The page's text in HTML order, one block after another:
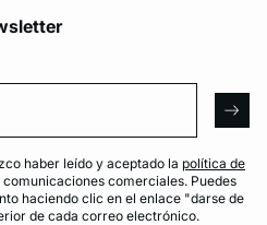
haber leído y aceptado la política de
comerciales. Puedes
haciendo clic en el enlace "darse de
de cada correo electrónico.